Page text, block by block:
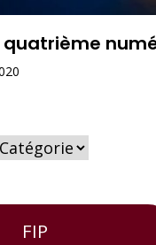
quatrième
FIP